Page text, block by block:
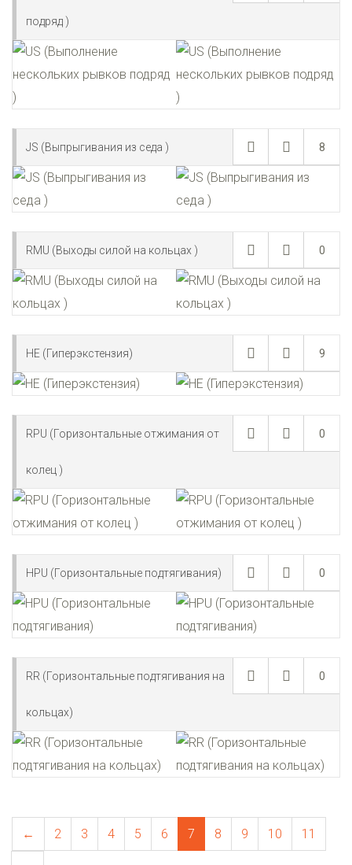
подряд )
8
JS (Выпрыгивания из седа )
0
RMU (Выходы силой на кольцах )
9
HE (Гиперэкстензия)
0
RPU (Горизонтальные отжимания от
колец )
0
HPU (Горизонтальные подтягивания)
0
RR (Горизонтальные подтягивания на
кольцах)
← 2 3 4 5 6 7 8 9 10 11